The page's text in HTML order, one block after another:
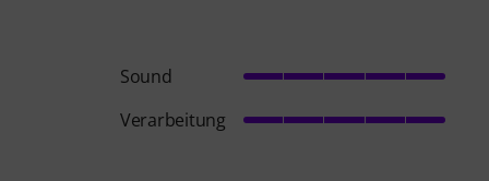
Sound
Verarbeitung